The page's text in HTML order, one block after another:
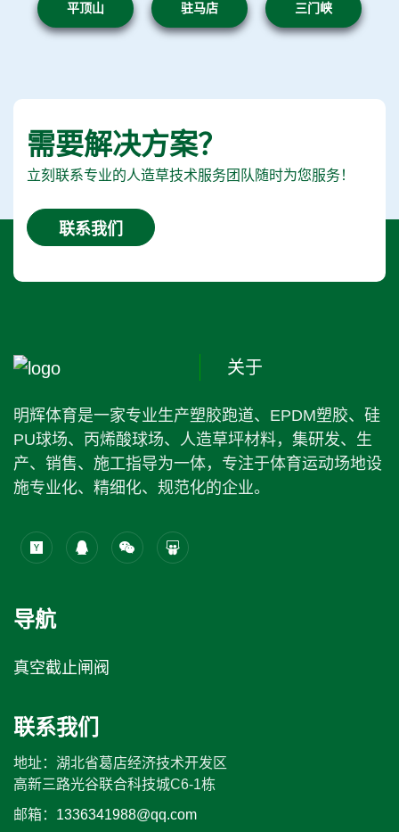
平顶山 驻马店 三门峡
需要解决方案？
立刻联系专业的人造草技术服务团队随时为您服务！
联系我们
关于
明辉体育是一家专业生产塑胶跑道、EPDM塑胶、硅
PU球场、丙烯酸球场、人造草坪材料，集研发、生
产、销售、施工指导为一体，专注于体育运动场地设
施专业化、精细化、规范化的企业。
导航
真空截止闸阀
联系我们
地址：湖北省葛店经济技术开发区
高新三路光谷联合科技城C6-1栋
邮箱： 1336341988@qq.com